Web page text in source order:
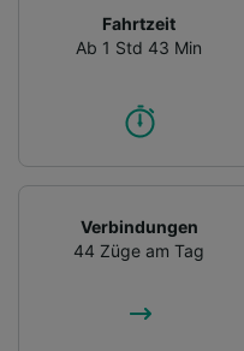
Fahrtzeit
Ab 1 Std 43 Min
Verbindungen
44 Züge am Tag